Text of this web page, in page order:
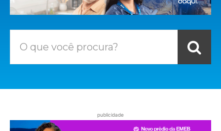
O que você procura?
publicidade